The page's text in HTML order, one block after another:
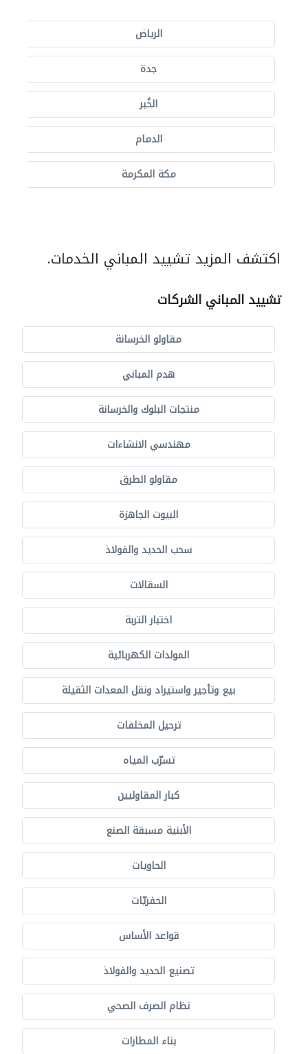
الرياض
جدة
الخُبر
الدمام
مكة المكرمة
اكتشف المزيد تشييد المباني الخدمات.
تشييد المباني الشركات
مقاولو الخرسانة
هدم المباني
منتجات البلوك والخرسانة
مهندسي الانشاءات
مقاولو الطرق
البيوت الجاهزة
سحب الحديد والفولاذ
السقالات
اختبار التربة
المولدات الكهربائية
بيع وتأجير واستيراد ونقل المعدات الثقيلة
ترحيل المخلفات
تسرّب المياه
كبار المقاوليين
الأبنية مسبقة الصنع
الحاويات
الحفريّات
قواعد الأساس
تصنيع الحديد والفولاذ
نظام الصرف الصحي
بناء المطارات